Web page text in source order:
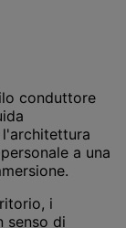
conduttore
a una
i
senso di